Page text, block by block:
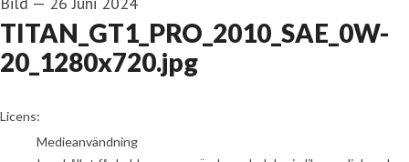
TITAN_GT1_PRO_2010_SAE_0W-
20_1280x720.jpg
go to media item
Licens:
Medieanvändning